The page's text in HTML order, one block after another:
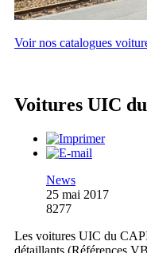
Voir nos catalogues
Voitures UIC
News
25 mai 2017
8277
Les voitures UIC du